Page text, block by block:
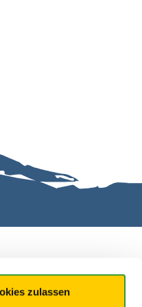
zulassen